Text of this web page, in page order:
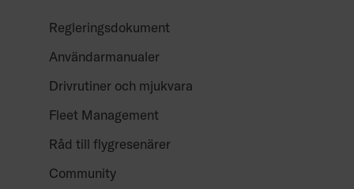
Regleringsdokument
Användarmanualer
Drivrutiner och mjukvara
Fleet Management
Råd till flygresenärer
Community